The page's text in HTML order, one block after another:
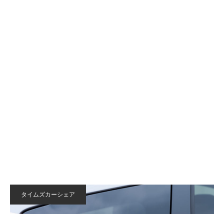
タイムズカーシェア